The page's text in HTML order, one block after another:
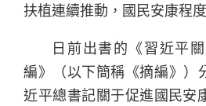
扶植連續推動，國民安康程
日前出書的《習近平
編》（以下簡稱《摘編》）
近平總書記關于促進國民安